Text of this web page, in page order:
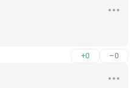
+0 –0